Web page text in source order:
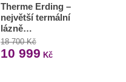
Therme Erding –
největší termální
lázně…
18 700 Kč
10 999 Kč